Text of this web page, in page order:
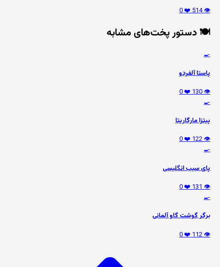
👁️ 514
❤️ 0
🍽️ دستور پخت‌های مشابه
🍳
پاستا آلفردو
👁️ 130
❤️ 0
🍳
پیتزا مارگاریتا
👁️ 122
❤️ 0
🍳
پای سیب انگلیسی
👁️ 131
❤️ 0
🍳
برگر گوشت گاو آلمانی
👁️ 112
❤️ 0